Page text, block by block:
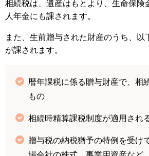
相続税は、遺産はもとより、生命保険
人年金にも課されます。
また、生前贈与された財産のうち、以
が課されます。
暦年課税に係る贈与財産で、相
もの
相続時精算課税制度が適用され
贈与税の納税猶予の特例を受け